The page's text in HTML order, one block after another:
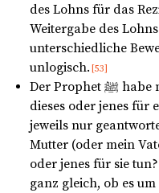
des Lohns für das
Weitergabe des
unterschiedliche
unlogisch. [53]
Der Prophet ﷺ habe niemals proaktiv gesagt: „Tut
dieses oder jenes für
jeweils nur
Mutter (oder mein
oder jenes für sie
ganz gleich, ob es